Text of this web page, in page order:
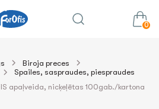
0
Summa:0.00€
Biroja preces
Spailes, saspraudes, piespraudes
apaļveida, nicķeļētas 100gab./kartona